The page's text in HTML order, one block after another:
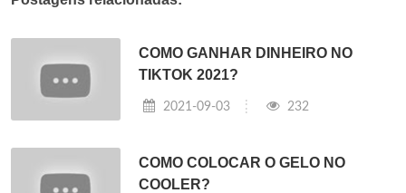
COMO GANHAR DINHEIRO NO
TIKTOK 2021?
2021-09-03 232
COMO COLOCAR O GELO NO
COOLER?